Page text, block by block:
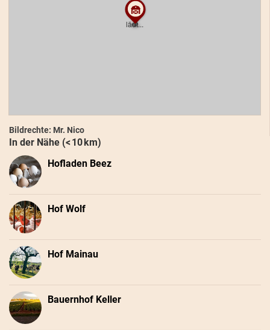
Bildrechte: Mr. Nico
In der Nähe (< 10 km)
Hofladen Beez
Hof Wolf
Hof Mainau
Bauernhof Keller